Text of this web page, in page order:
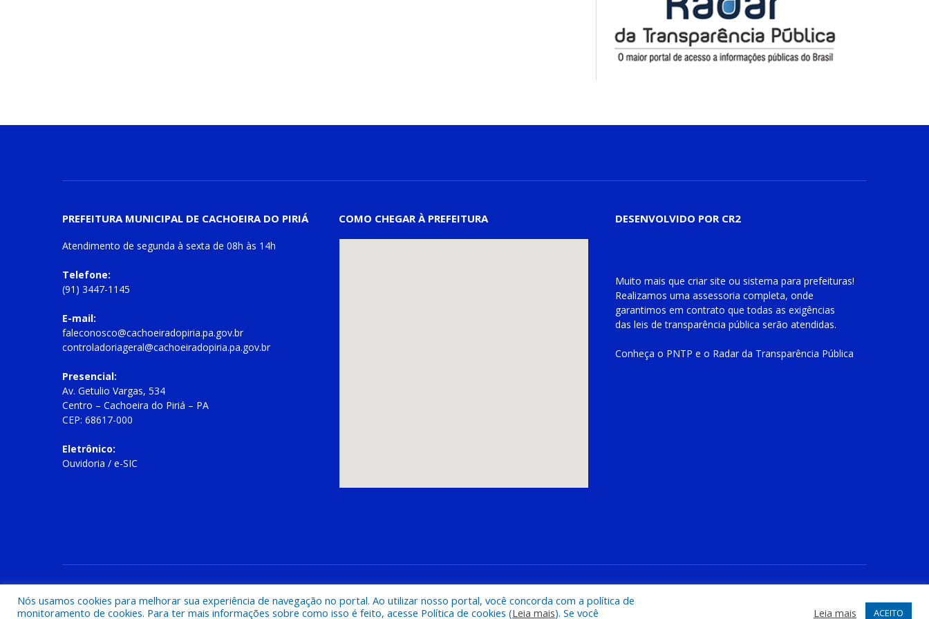
PREFEITURA MUNICIPAL DE CACHOEIRA DO PIRIÁ
Atendimento de segunda à sexta de 08h às 14h
Telefone:
(91) 3447-1145
E-mail:
faleconosco@cachoeiradopiria.pa.gov.br
controladoriageral@cachoeiradopiria.pa.gov.br
Presencial:
Av. Getulio Vargas, 534
Centro – Cachoeira do Piriá – PA
CEP: 68617-000
Eletrônico:
Ouvidoria / e-SIC
COMO CHEGAR À PREFEITURA DESENVOLVIDO POR CR2
Muito mais que criar site ou sistema para prefeituras!
Realizamos uma assessoria completa, onde
garantimos em contrato que todas as exigências
das leis de transparência pública serão atendidas.
Conheça o PNTP e o Radar da Transparência Pública
Nós usamos cookies para melhorar sua experiência de navegação no portal. Ao utilizar nosso portal, você concorda com a política de
monitoramento de cookies. Para ter mais informações sobre como isso é feito, acesse Política de cookies (Leia mais). Se você
Leia mais ACEITO